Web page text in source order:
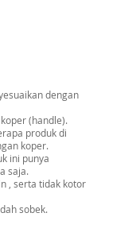
dengan
(handle).
produk di
koper.
ini punya
saja.
, serta tidak kotor
sobek.